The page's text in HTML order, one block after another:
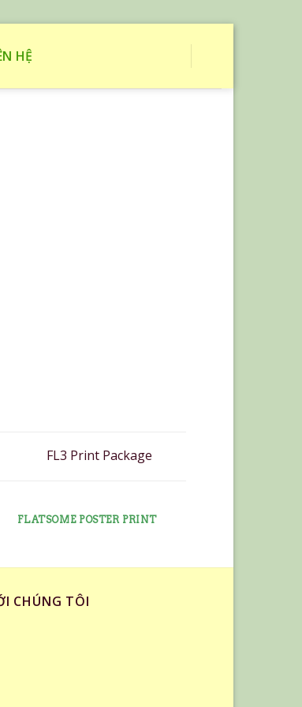
HỆ
FL3 Print Package
FLATSOME POSTER PRINT
CHÚNG TÔI